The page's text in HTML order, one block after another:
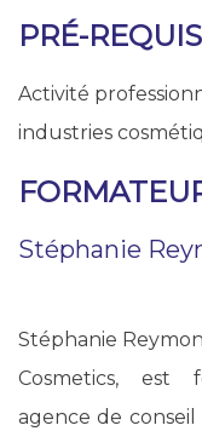
PRÉ-REQUIS
Activité
industries
Stéphanie
Stéphanie
Cosmetics, est
agence de